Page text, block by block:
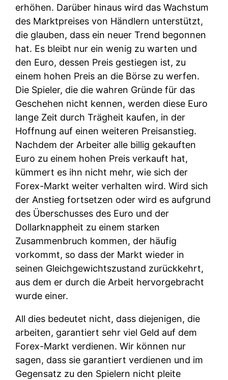
erhöhen. Darüber hinaus wird das Wachstum
des Marktpreises von Händlern unterstützt,
die glauben, dass ein neuer Trend begonnen
hat. Es bleibt nur ein wenig zu warten und
den Euro, dessen Preis gestiegen ist, zu
einem hohen Preis an die Börse zu werfen.
Die Spieler, die die wahren Gründe für das
Geschehen nicht kennen, werden diese Euro
lange Zeit durch Trägheit kaufen, in der
Hoffnung auf einen weiteren Preisanstieg.
Nachdem der Arbeiter alle billig gekauften
Euro zu einem hohen Preis verkauft hat,
kümmert es ihn nicht mehr, wie sich der
Forex-Markt weiter verhalten wird. Wird sich
der Anstieg fortsetzen oder wird es aufgrund
des Überschusses des Euro und der
Dollarknappheit zu einem starken
Zusammenbruch kommen, der häufig
vorkommt, so dass der Markt wieder in
seinen Gleichgewichtszustand zurückkehrt,
aus dem er durch die Arbeit hervorgebracht
wurde einer.
All dies bedeutet nicht, dass diejenigen, die
arbeiten, garantiert sehr viel Geld auf dem
Forex-Markt verdienen. Wir können nur
sagen, dass sie garantiert verdienen und im
Gegensatz zu den Spielern nicht pleite